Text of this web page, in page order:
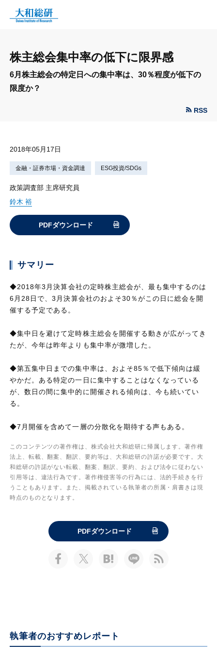
株主総会集中率の低下に限界感
6月株主総会の特定日への集中率は、30％程度が低下の
限度か？
RSS
2018年05月17日
金融・証券市場・資金調達 ESG投資/SDGs
政策調査部 主席研究員
鈴木 裕
PDFダウンロード
サマリー
◆2018年3月決算会社の定時株主総会が、最も集中するのは
6月28日で、3月決算会社のおよそ30％がこの日に総会を開
催する予定である。
◆集中日を避けて定時株主総会を開催する動きが広がってき
たが、今年は昨年よりも集中率が微増した。
◆第五集中日までの集中率は、およそ85％で低下傾向は緩
やかだ。ある特定の一日に集中することはなくなっている
が、数日の間に集中的に開催される傾向は、今も続いてい
る。
◆7月開催を含めて一層の分散化を期待する声もある。
このコンテンツの著作権は、株式会社大和総研に帰属します。著作権
法上、転載、翻案、翻訳、要約等は、大和総研の許諾が必要です。大
和総研の許諾がない転載、翻案、翻訳、要約、および法令に従わない
引用等は、違法行為です。著作権侵害等の行為には、法的手続きを行
うこともあります。また、掲載されている執筆者の所属・肩書きは現
時点のものとなります。
PDFダウンロード
執筆者のおすすめレポート